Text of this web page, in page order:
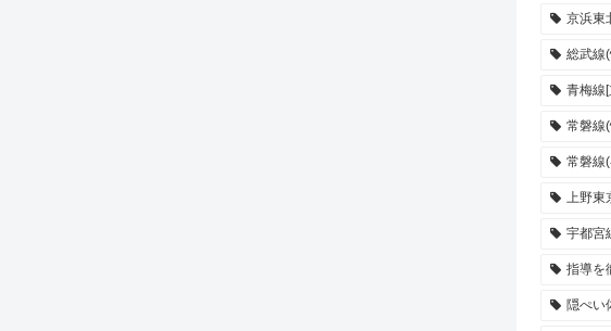
京浜東
総武線
青梅線
常磐線
常磐線
上野東
宇都宮
指導を
隠ぺい